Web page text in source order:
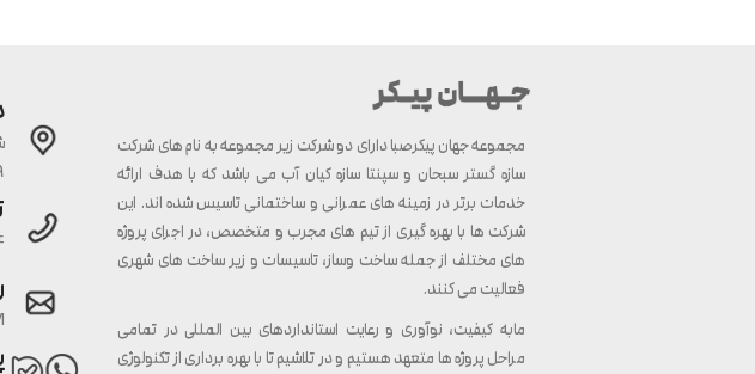
مجموعه جهان پیکرصبا دارای دو شرکت زیر مجموعه به نام های شرکت
سازه گستر سبحان و سپنتا سازه کیان آب می باشد که با هدف ارائه
خدمات برتر در زمینه های عمرانی و ساختمانی تاسیس شده اند. این
شرکت ها با بهره گیری از تیم های مجرب و متخصص، در اجرای پروژه
های مختلف از جمله ساخت وساز، تاسیسات و زیر ساخت های شهری
فعالیت می کنند.
مابه کیفیت، نوآوری و رعایت استانداردهای بین المللی در تمامی
مراحل پروژه ها متعهد هستیم و در تلاشیم تا با بهره برداری از تکنولوژی
19